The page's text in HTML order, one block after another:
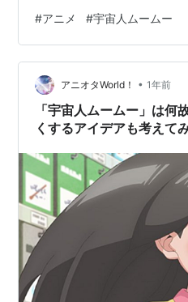
ファーストインプレッション
ともに、家電の仕組みを知る
ン。 電化製品の雑学を知る
る、お得なアニメって事だコ
電化製品のちょとした故障
る……かも知れないんだ…
#アニメ #宇宙人ムームー
アニオタWorld！ • 1年前
「宇宙人ムームー」は何
くするアイデアも考えて